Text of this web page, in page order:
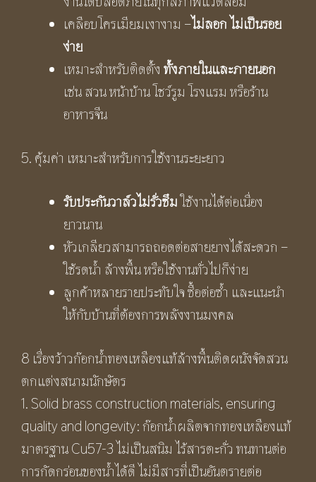
เคลือบโครเมียมเงางาม –ไม่ลอก ไม่เป็นรอย
ง่าย
เหมาะสำหรับติดตั้ง ทั้งภายในและภายนอก
เช่น สวน หน้าบ้าน โชว์รูม โรงแรม หรือร้าน
อาหารจีน
5. คุ้มค่า เหมาะสำหรับการใช้งานระยะยาว
รับประกันวาล์วไม่รั่วซึมใช้งานได้ต่อเนื่อง
ยาวนาน
หัวเกลียวสามารถถอดต่อสายยางได้สะดวก –
ใช้รดน้ำ ล้างพื้น หรือใช้งานทั่วไปก็ง่าย
ลูกค้าหลายรายประทับใจ ซื้อต่อซ้ำ และแนะนำ
ให้กับบ้านที่ต้องการพลังงานมงคล
8 เรื่องว้าวก๊อกน้ำทองเหลืองแท้ล้างพื้นติดผนังจัดสวน
ตกแต่งสนามนักษัตร
1. Solid brass construction materials, ensuring
quality and longevity: ก๊อกน้ำผลิตจากทองเหลืองแท้
มาตรฐาน Cu57-3 ไม่เป็นสนิม ไร้สารตะกั่ว ทนทานต่อ
การกัดกร่อนของน้ำได้ดี ไม่มีสารที่เป็นอันตรายต่อ